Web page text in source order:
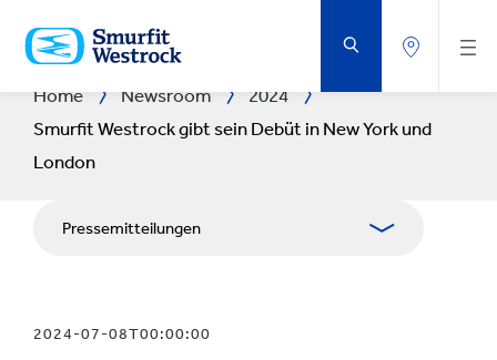
HAUPTINHALT
SPRINGEN
Home Newsroom
2024
Smurfit Westrock gibt sein Debüt in New York und
London
Pressemitteilungen
Medienarbeit
2024-07-08T00:00:00